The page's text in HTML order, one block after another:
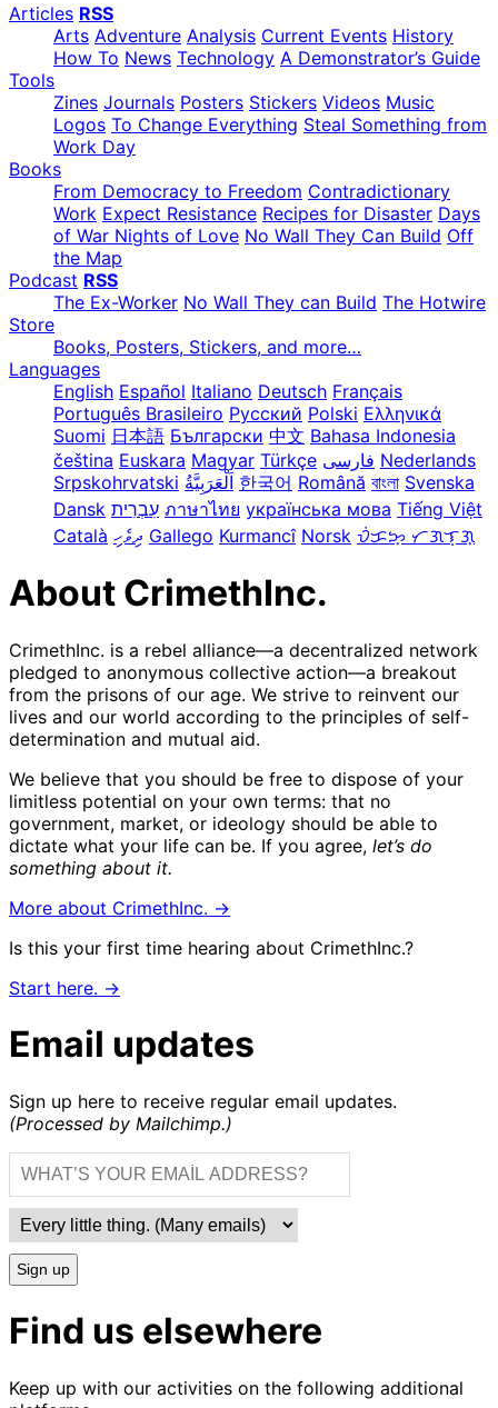
Articles RSS
Arts Adventure Analysis Current Events History
How To News Technology A Demonstrator’s Guide
Tools
Zines Journals Posters Stickers Videos Music
Logos To Change Everything Steal Something from
Work Day
Books
From Democracy to Freedom Contradictionary
Work Expect Resistance Recipes for Disaster Days
of War Nights of Love No Wall They Can Build Off
the Map
Podcast RSS
The Ex-Worker No Wall They can Build The Hotwire
Store
Books, Posters, Stickers, and more…
Languages
English Español Italiano Deutsch Français
Português Brasileiro Русский Polski Ελληνικά
Suomi 日本語 Български 中文 Bahasa Indonesia
čeština Euskara Magyar Türkçe فارسی Nederlands
Srpskohrvatski
한국어 Română বাংলা Svenska
Dansk עִבְרִית ภาษาไทย українська мова Tiếng Việt
Català ދިވެހި Gallego Kurmancî Norsk ᜏᜒᜃᜅ᜔ ᜆᜄᜎᜓᜄ᜔
About CrimethInc.
CrimethInc. is a rebel alliance—a decentralized network
pledged to anonymous collective action—a breakout
from the prisons of our age. We strive to reinvent our
lives and our world according to the principles of self-
determination and mutual aid.
We believe that you should be free to dispose of your
limitless potential on your own terms: that no
government, market, or ideology should be able to
dictate what your life can be. If you agree, let’s do
something about it.
More about CrimethInc. →
Is this your first time hearing about CrimethInc.?
Start here. →
Email updates
Sign up here to receive regular email updates.
(Processed by Mailchimp.)
Sign up
Find us elsewhere
Keep up with our activities on the following additional